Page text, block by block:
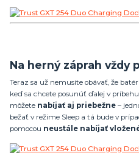
Na herný záprah vždy
Teraz sa už nemusíte obávať, že
keď sa chcete posunúť ďalej v
môžete nabíjať aj priebežne –
bežať v režime Sleep a tá bude v
pomocou neustále nabíjať